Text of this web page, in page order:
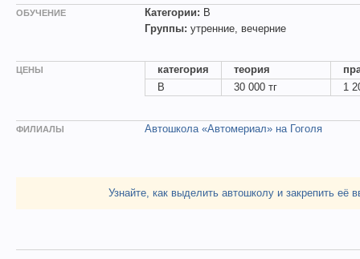
ОБУЧЕНИЕ Категории: B
Группы: утренние, вечерние
ЦЕНЫ категория теория
B
30 000 тг 1
ФИЛИАЛЫ Автошкола «Автомериал» на Гоголя
Узнайте, как выделить автошколу и закрепить её